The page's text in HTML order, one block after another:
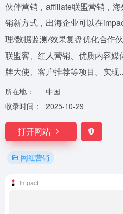
伙伴营销，affiliate联盟营销，
销新方式，出海企业可以在
理/数据监测/效果复盘优化合作
联盟客、红人营销、优质内容
牌大使、客户推荐等项目。实现
所在地：
中国
收录时间：
2025-10-29
打开网站
网红营销
Impact